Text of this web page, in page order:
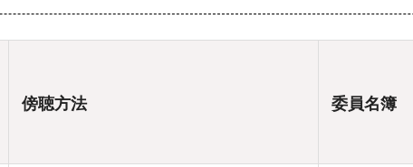
傍聴方法 委員名簿